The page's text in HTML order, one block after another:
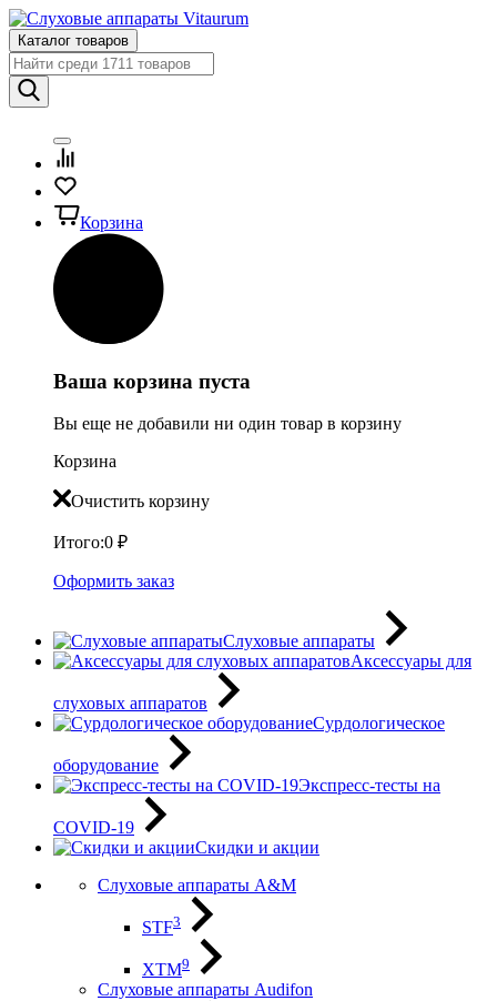
Каталог товаров
Корзина
Ваша корзина пуста
Вы еще не добавили ни один товар в корзину
Корзина
Очистить корзину
Итого:0 ₽
Оформить заказ
Слуховые аппараты
Аксессуары для
слуховых аппаратов
Сурдологическое
оборудование
Экспресс-тесты на
COVID-19
Скидки и акции
Слуховые аппараты A&M
STF3
XTM9
Слуховые аппараты Audifon